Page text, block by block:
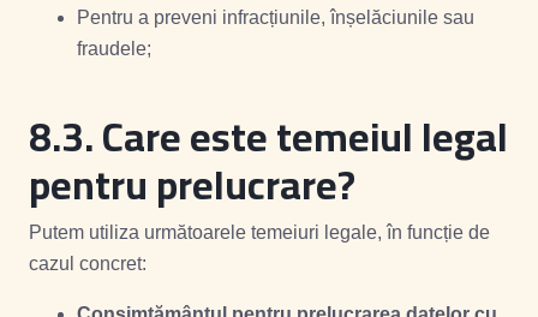
Pentru a preveni infracțiunile, înșelăciunile sau
fraudele;
8.3. Care este temeiul legal
pentru prelucrare?
Putem utiliza următoarele temeiuri legale, în funcție de
cazul concret: